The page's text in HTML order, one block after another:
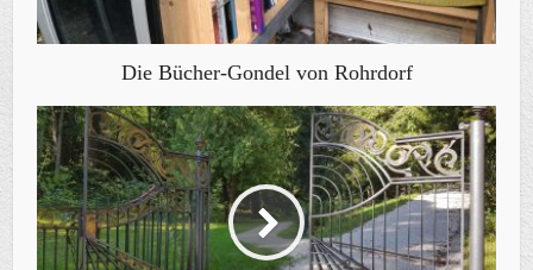
Die Bücher-Gondel von Rohrdorf